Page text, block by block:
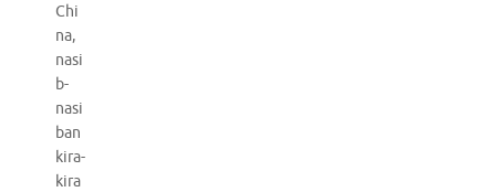
Chi
na,
nasi
b-
nasi
ban
kira-
kira